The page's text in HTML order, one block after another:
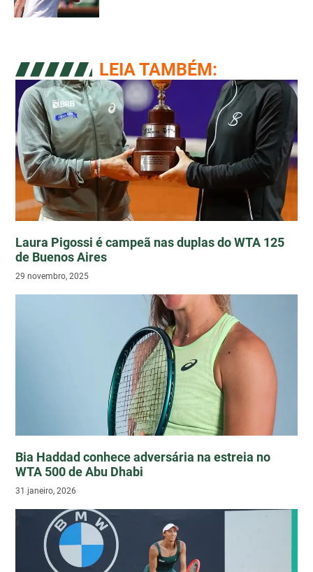
LEIA TAMBÉM:
Laura Pigossi é campeã nas duplas do WTA 125
de Buenos Aires
29 novembro, 2025
Bia Haddad conhece adversária na estreia no
WTA 500 de Abu Dhabi
31 janeiro, 2026